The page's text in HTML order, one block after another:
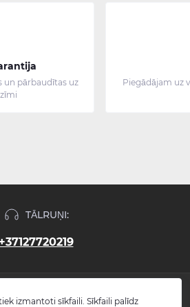
un pārbaudītas uz
Piegādājam uz
TĀLRUŅI:
+37127720219
izmantoti sīkfaili. Sīkfaili palīdz